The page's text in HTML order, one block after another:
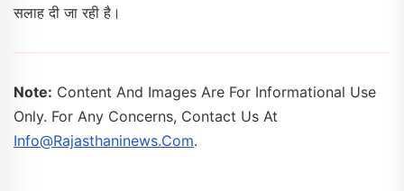
सलाह दी जा रही है।
Note: Content And Images Are For Informational Use
Only. For Any Concerns, Contact Us At
Info@rajasthaninews.com.